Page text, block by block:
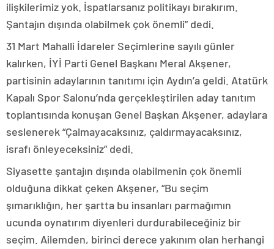
ilişkilerimiz yok. İspatlarsanız politikayı bırakırım.
Şantajın dışında olabilmek çok önemli” dedi.
31 Mart Mahalli İdareler Seçimlerine sayılı günler
kalırken, İYİ Parti Genel Başkanı Meral Akşener,
partisinin adaylarının tanıtımı için Aydın’a geldi. Atatürk
Kapalı Spor Salonu’nda gerçekleştirilen aday tanıtım
toplantısında konuşan Genel Başkan Akşener, adaylara
seslenerek “Çalmayacaksınız, çaldırmayacaksınız,
israfı önleyeceksiniz” dedi.
Siyasette şantajın dışında olabilmenin çok önemli
olduğuna dikkat çeken Akşener, “Bu seçim
şımarıklığın, her şartta bu insanları parmağımın
ucunda oynatırım diyenleri durdurabileceğiniz bir
seçim. Ailemden, birinci derece yakınım olan herhangi